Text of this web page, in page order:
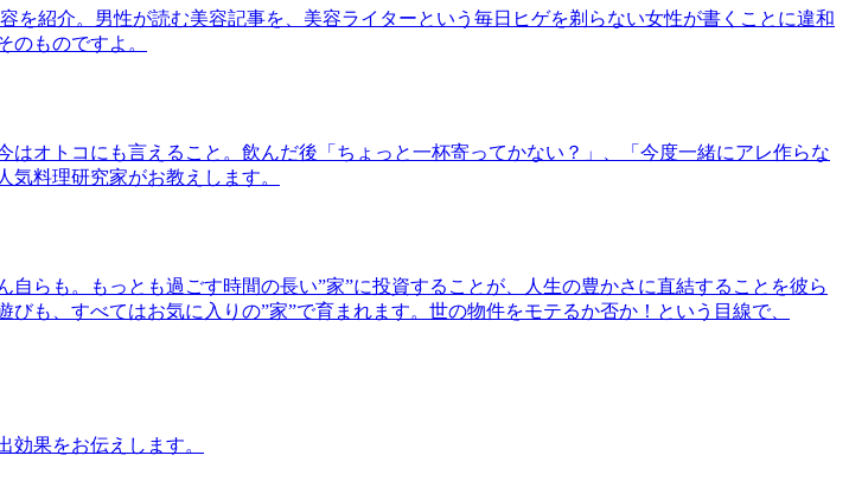
を紹介。男性が読む美容記事を、美容ライターという毎日ヒゲを剃らない女性が書くことに違和
ものですよ。
オトコにも言えること。飲んだ後「ちょっと一杯寄ってかない？」、「今度一緒にアレ作らな
料理研究家がお教えします。
らも。もっとも過ごす時間の長い”家”に投資することが、人生の豊かさに直結することを彼ら
も、すべてはお気に入りの”家”で育まれます。世の物件をモテるか否か！という目線で、
果をお伝えします。